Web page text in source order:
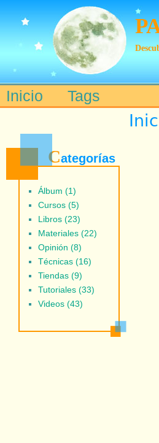
Main menu
Inicio Tags
Categorías
Álbum (1)
Cursos (5)
Libros (23)
Materiales (22)
Opinión (8)
Técnicas (16)
Tiendas (9)
Tutoriales (33)
Videos (43)